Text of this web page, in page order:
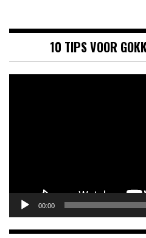
10 TIPS VOOR
00:00